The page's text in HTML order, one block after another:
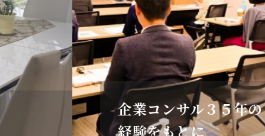
企業コンサル３５年の
経験をもとに